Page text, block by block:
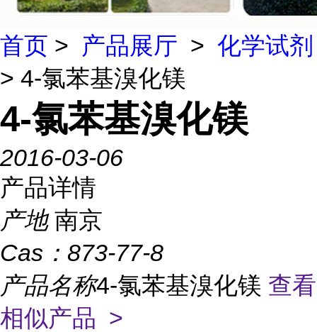
首页 > 产品展厅 > 化学试剂
> 4-氯苯基溴化镁
4-氯苯基溴化镁
2016-03-06
产品详情
产地 南京
Cas： 873-77-8
产品名称4-氯苯基溴化镁 查看
相似产品 >